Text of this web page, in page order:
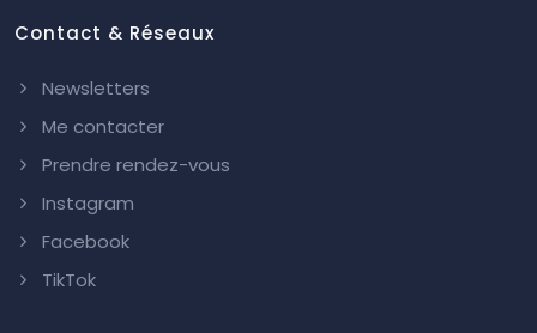
Contact & Réseaux
Newsletters
Me contacter
Prendre rendez-vous
Instagram
Facebook
TikTok